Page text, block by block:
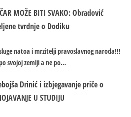
MOŽE BITI SVAKO: Obradović
tvrdnje o Dodiku
natoa i mrzitelji pravoslavnog naroda!!!
svojoj zemlji a ne po…
Drinić i izbjegavanje priče o
U STUDIJU